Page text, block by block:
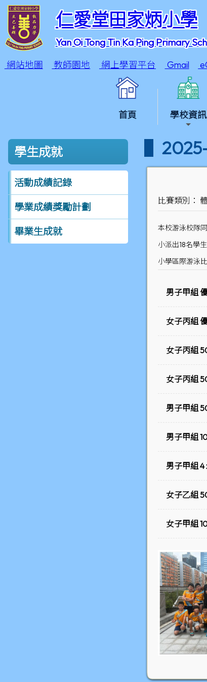
仁愛堂田家炳小學
Yan Oi Tong Tin Ka Ping Primary
網站地圖 教師園地 網上學習平台 Gmail
首頁 學校資訊
學生成就
活動成績記錄
學業成績獎勵計劃
畢業生成就
比賽類別：
本校游泳校隊
小派出18名學
小學區際游泳
男子甲組
女子丙組
女子丙組
女子丙組
男子甲組
男子甲組
男子甲組
女子乙組
女子甲組